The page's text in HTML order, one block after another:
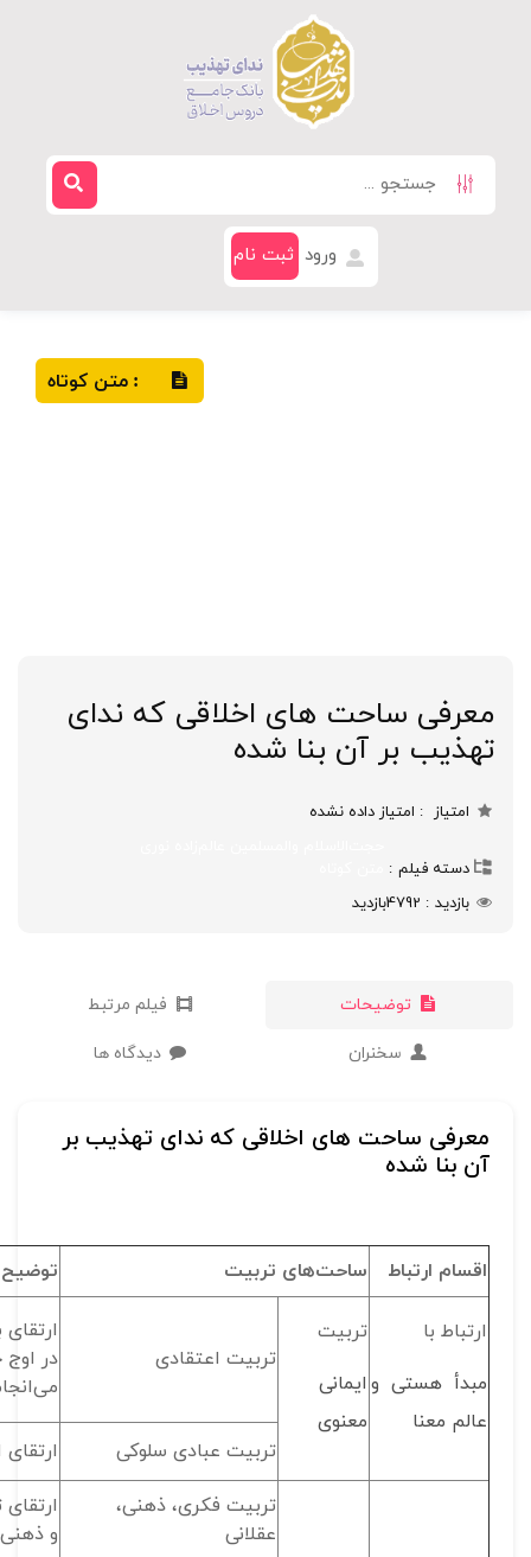
ورود ثبت نام
: متن کوتاه
معرفی ساحت های اخلاقی که ندای
تهذیب بر آن بنا شده
امتیاز امتیاز داده نشده
دسته فیلم
بازدید
4792بازدید
توضیحات فیلم مرتبط
سخنران دیدگاه ها
معرفی ساحت های اخلاقی که ندای تهذیب بر
آن بنا شده
اقسام ارتباط ساحت‌های تربیت توضیح
ارتباط با
مبدأ هستی و
عالم معنا
تربیت
ایمانی
معنوی
تربیت اعتقادی
در
تربیت عبادی سلوکی
تربیت فکری، ذهنی،
عقلانی
و ذهنی